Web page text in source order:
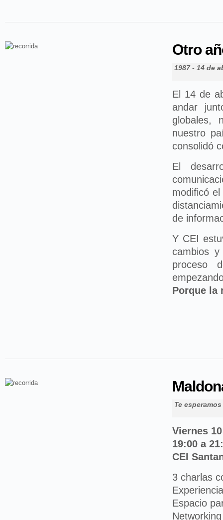
Otro
1987 - 14 de
El 14 de
andar
globales,
nuestro
consolidó
El
modificó
de
Y CEI
cambios
proceso
Porque la
Te
Viernes
19:00 a
CEI
3 charlas
Espacio